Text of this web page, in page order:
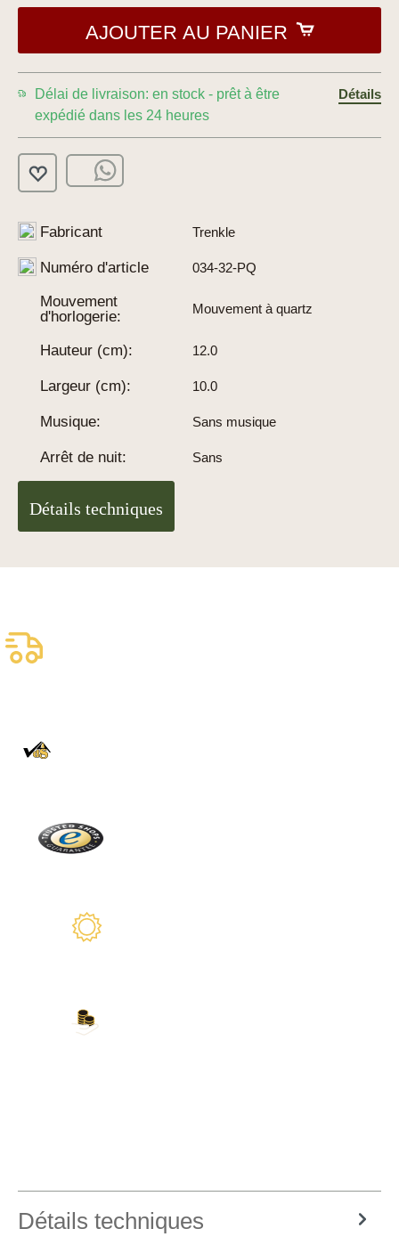
AJOUTER AU PANIER
Délai de livraison: en stock - prêt à être
expédié dans les 24 heures
Détails
Fabricant Trenkle
Numéro d'article 034-32-PQ
Mouvement
d'horlogerie:
Mouvement à quartz
Hauteur (cm): 12.0
Largeur (cm): 10.0
Musique: Sans musique
Arrêt de nuit: Sans
Détails techniques
Détails techniques